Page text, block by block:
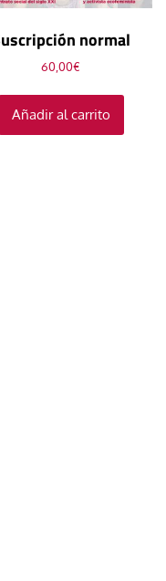
normal
60,00€
Añadir al carrito